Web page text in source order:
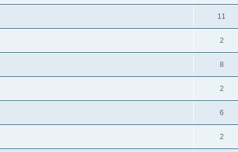
11
2
8
2
6
2